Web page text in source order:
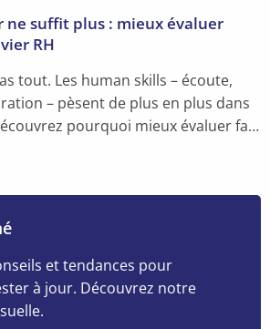
ne suffit plus : mieux évaluer
RH
tout. Les human skills – écoute,
– pèsent de plus en plus dans
pourquoi mieux évaluer fait
et tendances pour
à jour. Découvrez notre